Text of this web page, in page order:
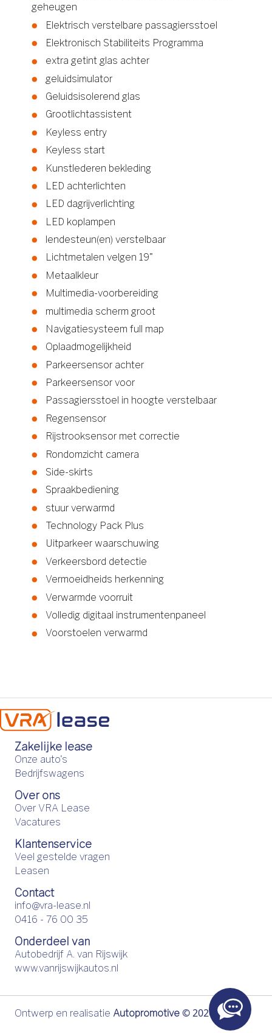
geheugen
Elektrisch verstelbare passagiersstoel
Elektronisch Stabiliteits Programma
extra getint glas achter
geluidsimulator
Geluidsisolerend glas
Grootlichtassistent
Keyless entry
Keyless start
Kunstlederen bekleding
LED achterlichten
LED dagrijverlichting
LED koplampen
lendesteun(en) verstelbaar
Lichtmetalen velgen 19"
Metaalkleur
Multimedia-voorbereiding
multimedia scherm groot
Navigatiesysteem full map
Oplaadmogelijkheid
Parkeersensor achter
Parkeersensor voor
Passagiersstoel in hoogte verstelbaar
Regensensor
Rijstrooksensor met correctie
Rondomzicht camera
Side-skirts
Spraakbediening
stuur verwarmd
Technology Pack Plus
Uitparkeer waarschuwing
Verkeersbord detectie
Vermoeidheids herkenning
Verwarmde voorruit
Volledig digitaal instrumentenpaneel
Voorstoelen verwarmd
Zakelijke lease
Onze auto's
Bedrijfswagens
Over ons
Over VRA Lease
Vacatures
Klantenservice
Veel gestelde vragen
Leasen
Contact
info@vra-lease.nl
0416 - 76 00 35
Onderdeel van
Autobedrijf A. van Rijswijk
www.vanrijswijkautos.nl
Ontwerp en realisatie Autopromotive ©2026